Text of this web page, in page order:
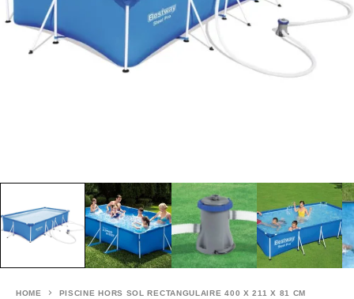
HOME PISCINE HORS SOL RECTANGULAIRE 400 X 211 X 81 CM